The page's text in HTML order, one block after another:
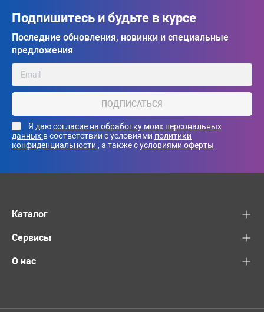
Подпишитесь и будьте в курсе
Последние обновления, новинки и специальные
предложения
ПОДПИСАТЬСЯ
Я даюсогласие на обработку моих персональных
данных в соответствии с условиями политики
конфиденциальности , а также сусловиями оферты
Каталог
Сервисы
О нас